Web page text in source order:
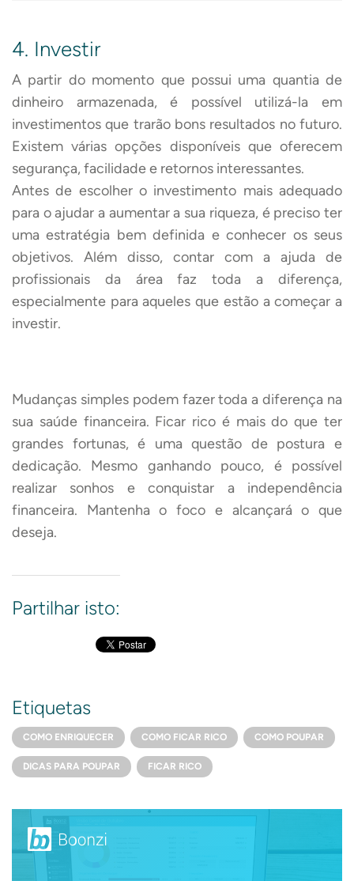
4. Investir
A partir do momento que possui uma quantia de
dinheiro armazenada, é possível utilizá-la em
investimentos que trarão bons resultados no futuro.
Existem várias opções disponíveis que oferecem
segurança, facilidade e retornos interessantes.
Antes de escolher o investimento mais adequado
para o ajudar a aumentar a sua riqueza, é preciso ter
uma estratégia bem definida e conhecer os seus
objetivos. Além disso, contar com a ajuda de
profissionais da área faz toda a diferença,
especialmente para aqueles que estão a começar a
investir.
Mudanças simples podem fazer toda a diferença na
sua saúde financeira. Ficar rico é mais do que ter
grandes fortunas, é uma questão de postura e
dedicação. Mesmo ganhando pouco, é possível
realizar sonhos e conquistar a independência
financeira. Mantenha o foco e alcançará o que
deseja.
Partilhar isto:
Etiquetas
COMO ENRIQUECER COMO FICAR RICO COMO POUPAR
DICAS PARA POUPAR FICAR RICO